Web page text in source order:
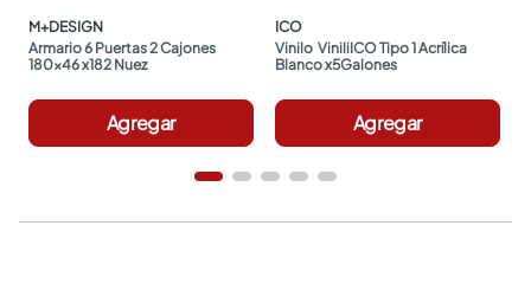
M+DESIGN
Armario 6 Puertas 2 Cajones
180x46 x182 Nuez
Agregar
ICO
Vinilo  ViniliICO Tipo 1 Acrílica
Blanco x5Galones
Agregar